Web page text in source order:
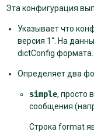
Эта конфигурация
Указывает что
версия 1“. На
dictConfig формата.
Определяет два
simple, просто
сообщения
Строка format